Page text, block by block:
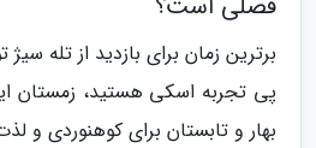
برترین زمان برای بازدید از تله
پی تجربه اسکی هستید، زمستان
بهار و تابستان برای کوهنوردی و